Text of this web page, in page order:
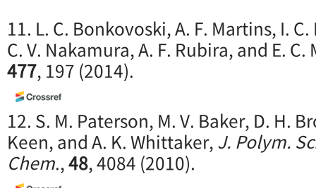
11. L. C. Bonkovoski, A. F. Martins, I.
C. V. Nakamura, A. F. Rubira, and E.
477, 197 (2014).
12. S. M. Paterson, M. V. Baker, D. H.
Keen, and A. K. Whittaker,J. Polym.
Chem.,48, 4084 (2010).